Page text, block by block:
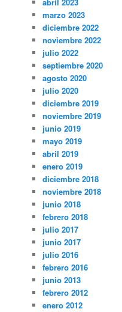
abril 2023
marzo 2023
diciembre 2022
noviembre 2022
julio 2022
septiembre 2020
agosto 2020
julio 2020
diciembre 2019
noviembre 2019
junio 2019
mayo 2019
abril 2019
enero 2019
diciembre 2018
noviembre 2018
junio 2018
febrero 2018
julio 2017
junio 2017
julio 2016
febrero 2016
junio 2013
febrero 2012
enero 2012